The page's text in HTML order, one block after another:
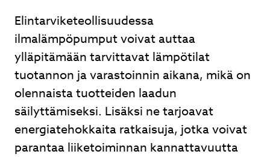
Elintarviketeollisuudessa
ilmalämpöpumput voivat auttaa
ylläpitämään tarvittavat lämpötilat
tuotannon ja varastoinnin aikana, mikä on
olennaista tuotteiden laadun
säilyttämiseksi. Lisäksi ne tarjoavat
energiatehokkaita ratkaisuja, jotka voivat
parantaa liiketoiminnan kannattavuutta